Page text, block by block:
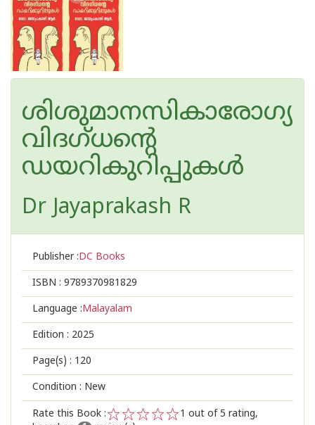
ശിശുമാനസികാരോഗ്യ
വിദഗ്ധന്റെ
ഡയറികുറിപ്പുകൾ
Dr Jayaprakash R
Publisher :DC Books
ISBN : 9789370981829
Language :Malayalam
Edition : 2025
Page(s) : 120
Condition : New
Rate this Book :
1 out of 5 rating,